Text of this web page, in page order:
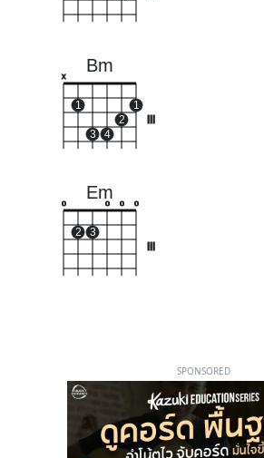
Bm
x
1
3 4
2
1
Em
o
2 3
o o o
SPONSORED